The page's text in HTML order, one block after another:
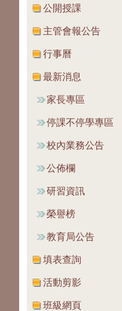
公開授課
主管會報公告
行事曆
最新消息
家長專區
停課不停學專區
校內業務公告
公佈欄
研習資訊
榮譽榜
教育局公告
填表查詢
活動剪影
班級網頁